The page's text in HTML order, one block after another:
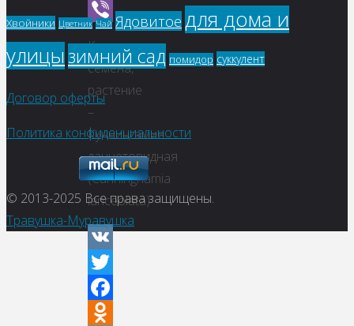
WhatsApp
Viber
Купить
семена,
растение
–
Куннингамия
ланцетовидная
(Cunninghamia
lanceolata)
VK
Twitter
Facebook
Хвойники Цветник Чай Ядовитое для дома и
улицызимний сад помидор суккулент
Договор оферты
Политика конфиденциальности
© 2013-2025 Все права защищены.
Травушка-Муравушка